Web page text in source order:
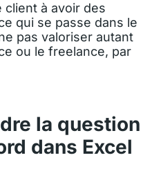
client à avoir des
qui se passe dans le
pas valoriser autant
ou le freelance, par
la question
dans Excel